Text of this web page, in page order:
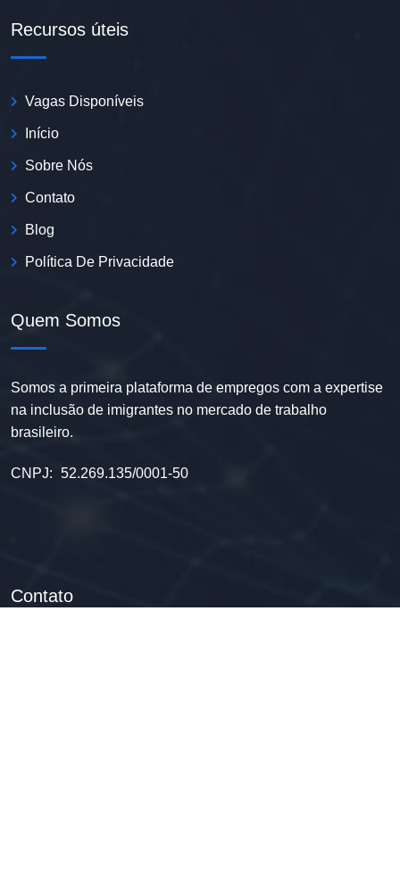
Recursos úteis
Vagas Disponíveis
Início
Sobre Nós
Contato
Blog
Política De Privacidade
Quem Somos
Somos a primeira plataforma de empregos com a expertise
na inclusão de imigrantes no mercado de trabalho
brasileiro.
CNPJ: 52.269.135/0001-50
Contato